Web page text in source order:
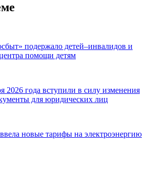
подержало детей–инвалидов и
помощи детям
2026 года вступили в силу изменения
для юридических лиц
новые тарифы на электроэнергию